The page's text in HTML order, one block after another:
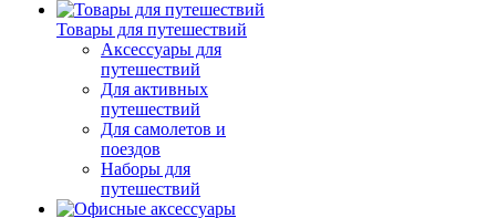
Товары для путешествий
Аксессуары для
путешествий
Для активных
путешествий
Для самолетов и
поездов
Наборы для
путешествий